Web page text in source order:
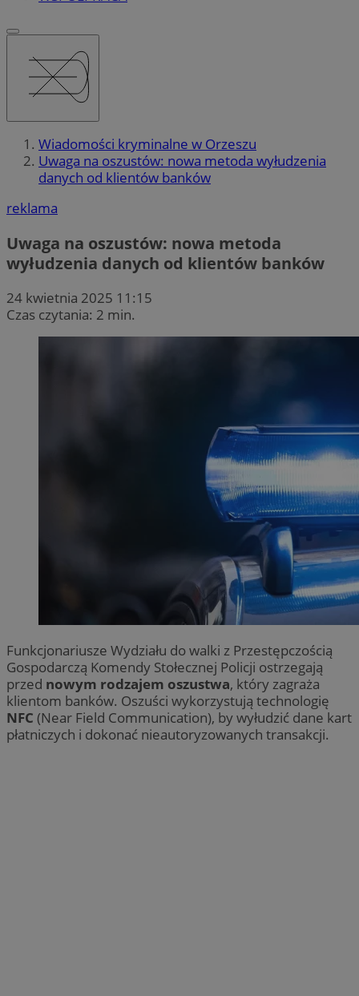
Wiadomości kryminalne w Orzeszu
Uwaga na oszustów: nowa metoda wyłudzenia
danych od klientów banków
reklama
Uwaga na oszustów: nowa metoda
wyłudzenia danych od klientów banków
24 kwietnia 2025 11:15
Czas czytania: 2 min.
Funkcjonariusze Wydziału do walki z Przestępczością
Gospodarczą Komendy Stołecznej Policji ostrzegają
przed nowym rodzajem oszustwa, który zagraża
klientom banków. Oszuści wykorzystują technologię
NFC (Near Field Communication), by wyłudzić dane kart
płatniczych i dokonać nieautoryzowanych transakcji.